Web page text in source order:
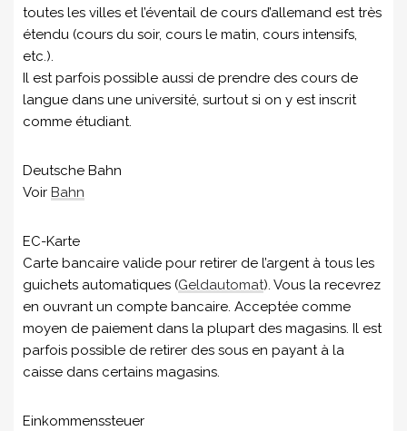
toutes les villes et l’éventail de cours d’allemand est très
étendu (cours du soir, cours le matin, cours intensifs,
etc.).
Il est parfois possible aussi de prendre des cours de
langue dans une université, surtout si on y est inscrit
comme étudiant.
Deutsche Bahn
Voir Bahn
EC-Karte
Carte bancaire valide pour retirer de l’argent à tous les
guichets automatiques (Geldautomat). Vous la recevrez
en ouvrant un compte bancaire. Acceptée comme
moyen de paiement dans la plupart des magasins. Il est
parfois possible de retirer des sous en payant à la
caisse dans certains magasins.
Einkommenssteuer